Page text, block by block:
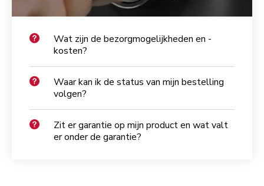
Wat zijn de bezorgmogelijkheden en -
kosten?
Waar kan ik de status van mijn bestelling
volgen?
Zit er garantie op mijn product en wat valt
er onder de garantie?